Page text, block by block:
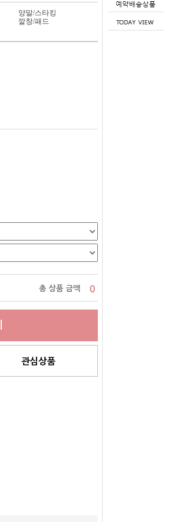
양말/스타킹
깔창/패드
총 상품 금액 0
관심상품